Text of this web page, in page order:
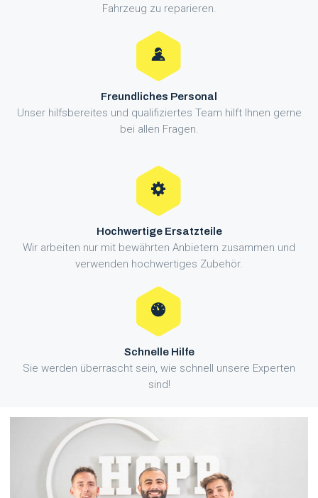
Fahrzeug zu reparieren.
Freundliches Personal
Unser hilfsbereites und qualifiziertes Team hilft Ihnen gerne
bei allen Fragen.
Hochwertige Ersatzteile
Wir arbeiten nur mit bewährten Anbietern zusammen und
verwenden hochwertiges Zubehör.
Schnelle Hilfe
Sie werden überrascht sein, wie schnell unsere Experten
sind!